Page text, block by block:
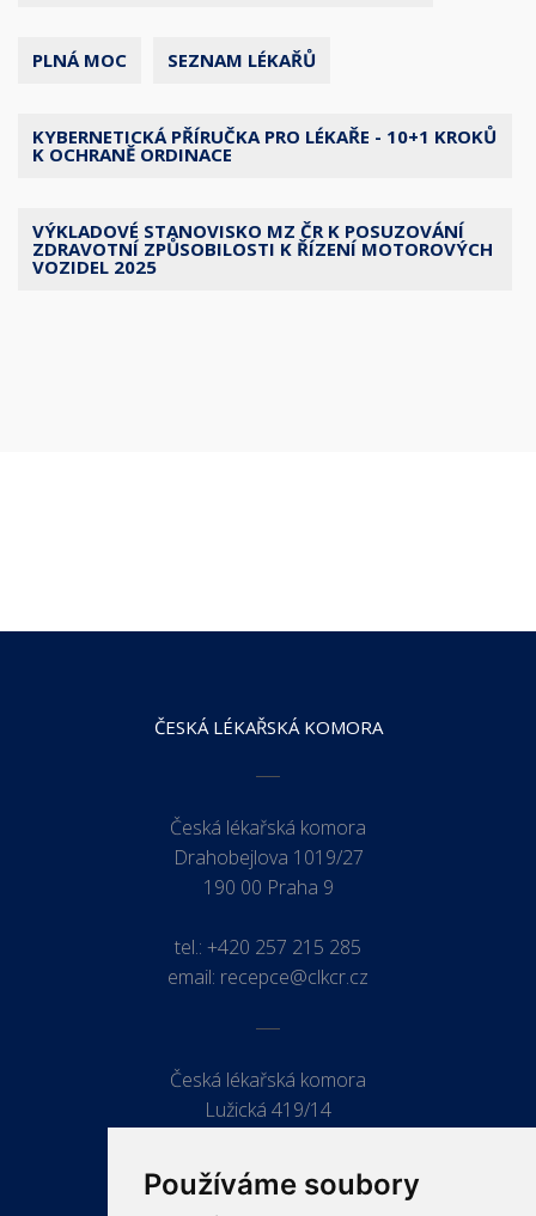
Používáme soubory
PLNÁ MOC SEZNAM LÉKAŘŮ
KYBERNETICKÁ PŘÍRUČKA PRO LÉKAŘE - 10+1 KROKŮ
K OCHRANĚ ORDINACE
VÝKLADOVÉ STANOVISKO MZ ČR K POSUZOVÁNÍ
ZDRAVOTNÍ ZPŮSOBILOSTI K ŘÍZENÍ MOTOROVÝCH
VOZIDEL 2025
ČESKÁ LÉKAŘSKÁ KOMORA
Česká lékařská komora
Drahobejlova 1019/27
190 00 Praha 9
tel.: +420 257 215 285
email: recepce@clkcr.cz
Česká lékařská komora
Lužická 419/14